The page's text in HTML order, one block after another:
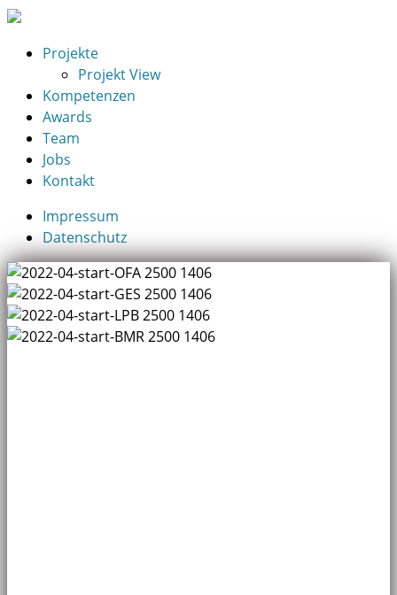
Projekte
Projekt View
Kompetenzen
Awards
Team
Jobs
Kontakt
Impressum
Datenschutz